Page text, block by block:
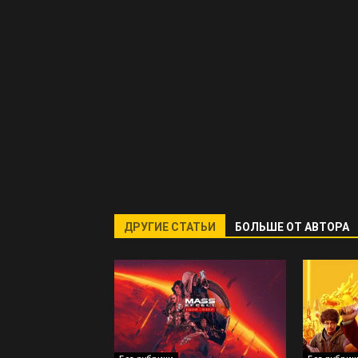
ДРУГИЕ СТАТЬИ БОЛЬШЕ ОТ АВТОРА